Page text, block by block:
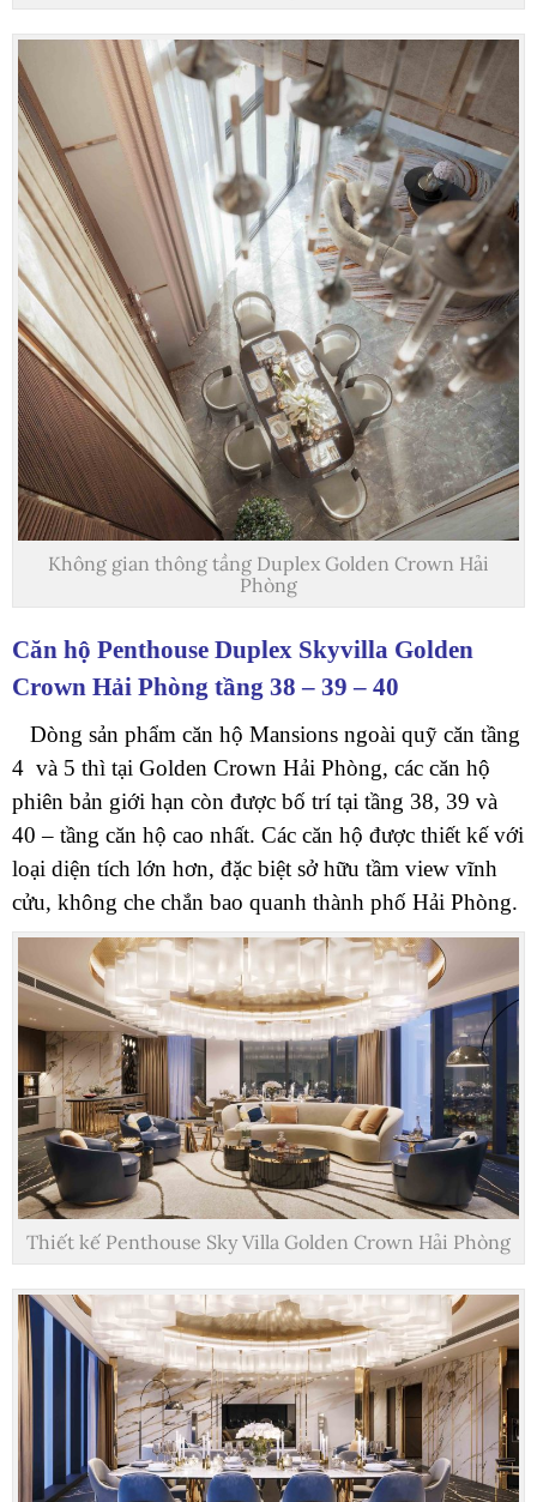
Không gian thông tầng Duplex Golden Crown Hải
Phòng
Căn hộ Penthouse Duplex Skyvilla Golden
Crown Hải Phòng tầng 38 – 39 – 40
Dòng sản phẩm căn hộ Mansions ngoài quỹ căn tầng
4 và 5 thì tại Golden Crown Hải Phòng, các căn hộ
phiên bản giới hạn còn được bố trí tại tầng 38, 39 và
40 – tầng căn hộ cao nhất. Các căn hộ được thiết kế với
loại diện tích lớn hơn, đặc biệt sở hữu tầm view vĩnh
cửu, không che chắn bao quanh thành phố Hải Phòng.
Thiết kế Penthouse Sky Villa Golden Crown Hải Phòng